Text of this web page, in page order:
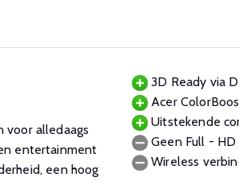
voor alledaags
entertainment
een hoog
3D Ready via
Acer
Uitstekende
Geen Full -
Wireless